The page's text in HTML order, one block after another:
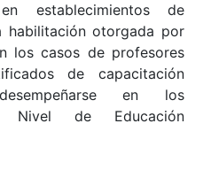
establecimientos de
habilitación otorgada por
los casos de profesores
de capacitación
en los
Nivel de Educación